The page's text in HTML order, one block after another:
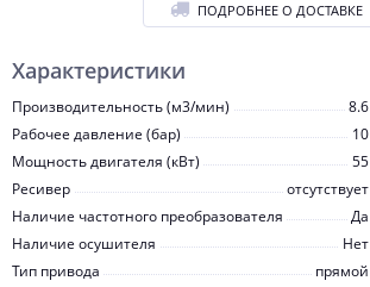
Характеристики
Производительность (м3/мин)
8.6
Рабочее давление (бар)
10
Мощность двигателя (кВт)
55
Ресивер
отсутствует
Наличие частотного преобразователя
Да
Наличие осушителя
Нет
Тип привода
прямой
ПОДРОБНЕЕ О ДОСТАВКЕ